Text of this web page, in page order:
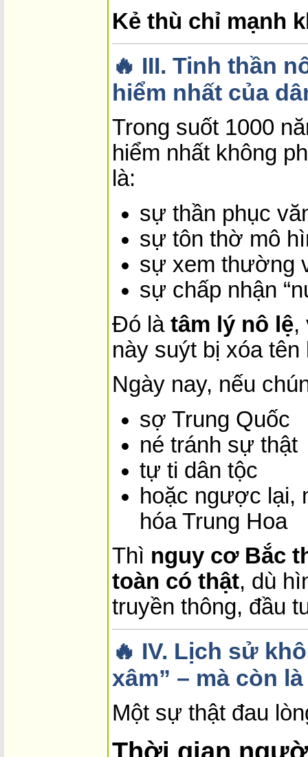
Kẻ thù chỉ mạnh
🔥 III. Tinh thần
hiểm nhất của
Trong suốt 1000
hiểm nhất không
là:
sự thần phục
sự tôn thờ mô
sự xem thường
sự chấp nhận
Đó là tâm lý nô lệ,
này suýt bị xóa
Ngày nay, nếu
sợ Trung Quốc
né tránh sự thật
tự ti dân tộc
hoặc ngược lại,
hóa Trung Hoa
Thì nguy cơ Bắc
toàn có thật, dù
truyền thông, đầu
🔥 IV. Lịch sử
xâm” – mà còn
Một sự thật đau